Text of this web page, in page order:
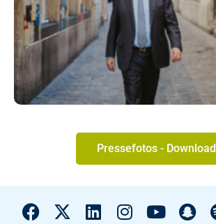
Pressefotos - Download